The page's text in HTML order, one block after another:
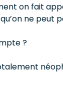
on fait
ne peut
?